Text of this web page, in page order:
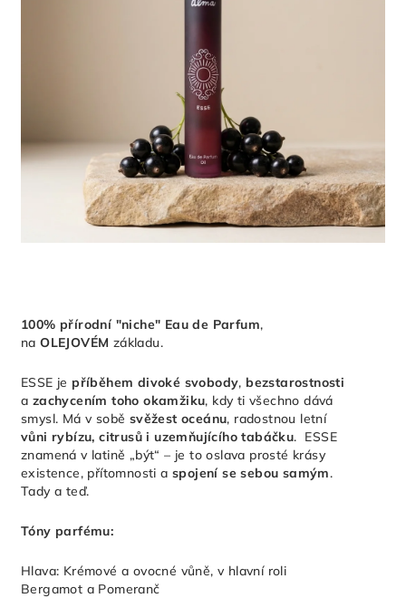
100% přírodní "niche" Eau de Parfum,
naOLEJOVÉM základu.
ESSE je příběhem divoké svobody, bezstarostnosti
a zachycením toho okamžiku, kdy ti všechno dává
smysl. Má v sobě svěžest oceánu, radostnou letní
vůni rybízu, citrusů i uzemňujícího tabáčku. ESSE
znamená v latině „být“ – je to oslava prosté krásy
existence, přítomnosti a spojení se sebou samým.
Tady a teď.
Tóny parfému:
Hlava: Krémové a ovocné vůně, v hlavní roli
Bergamot a Pomeranč